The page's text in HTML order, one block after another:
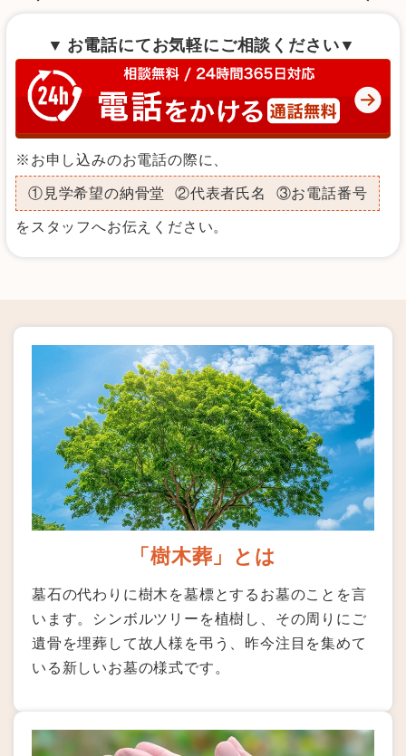
お電話にてお気軽にご相談ください
※お申し込みのお電話の際に、
①見学希望の納骨堂 ②代表者氏名 ③お電話番号
をスタッフへお伝えください。
「樹木葬」とは
墓石の代わりに樹木を墓標とするお墓のことを言
います。シンボルツリーを植樹し、その周りにご
遺骨を埋葬して故人様を弔う、昨今注目を集めて
いる新しいお墓の様式です。